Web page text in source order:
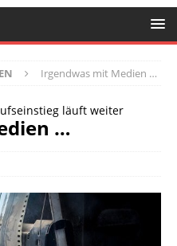
Irgendwas mit Medien …
läuft weiter
…